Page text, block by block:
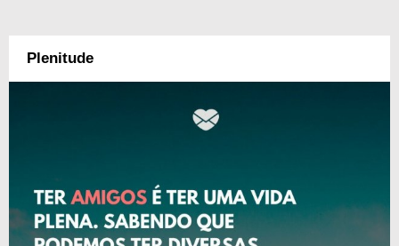
Plenitude